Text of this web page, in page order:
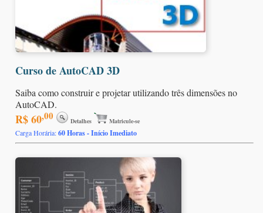
Curso de AutoCAD 3D
Saiba como construir e projetar utilizando três dimensões no
AutoCAD.
R$ 60,00 Detalhes Matricule-se
Carga Horária:60 Horas - Início Imediato